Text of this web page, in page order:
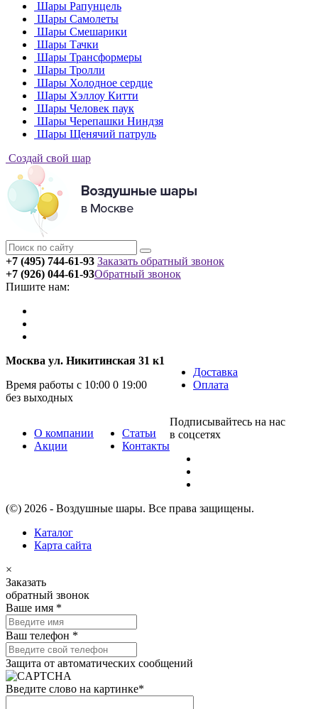
Шары Рапунцель
Шары Самолеты
Шары Смешарики
Шары Тачки
Шары Трансформеры
Шары Тролли
Шары Холодное сердце
Шары Хэллоу Китти
Шары Человек паук
Шары Черепашки Ниндзя
Шары Щенячий патруль
Создай свой шар
+7 (495) 744-61-93 Заказать обратный звонок
+7 (926) 044-61-93
Пишите нам:
Обратный звонок
Москва ул. Никитинская 31 к1
Время работы с 10:00 0 19:00
без выходных
Доставка
Оплата
О компании
Акции
Статьи
Контакты
Подписывайтесь на нас
в соцсетях
(©) 2026 - Воздушные шары. Все права защищены.
Каталог
Карта сайта
×
Заказать
обратный звонок
Ваше имя *
Ваш телефон *
Защита от автоматических сообщений
Введите слово на картинке*